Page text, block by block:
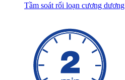
Tầm soát rối loạn cương dương